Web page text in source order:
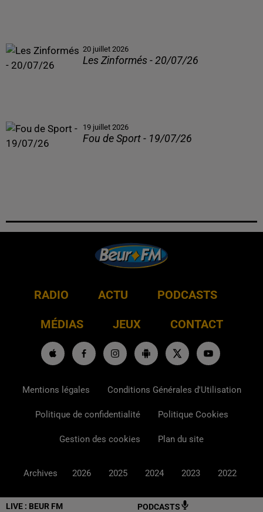
LIVE : BEUR FM PODCASTS
20 juillet 2026
Les Zinformés - 20/07/26
19 juillet 2026
Fou de Sport - 19/07/26
RADIO ACTU PODCASTS
MÉDIAS JEUX CONTACT
Mentions légales Conditions Générales d'Utilisation
Politique de confidentialité Politique Cookies
Gestion des cookies Plan du site
Archives 2026 2025 2024 2023 2022